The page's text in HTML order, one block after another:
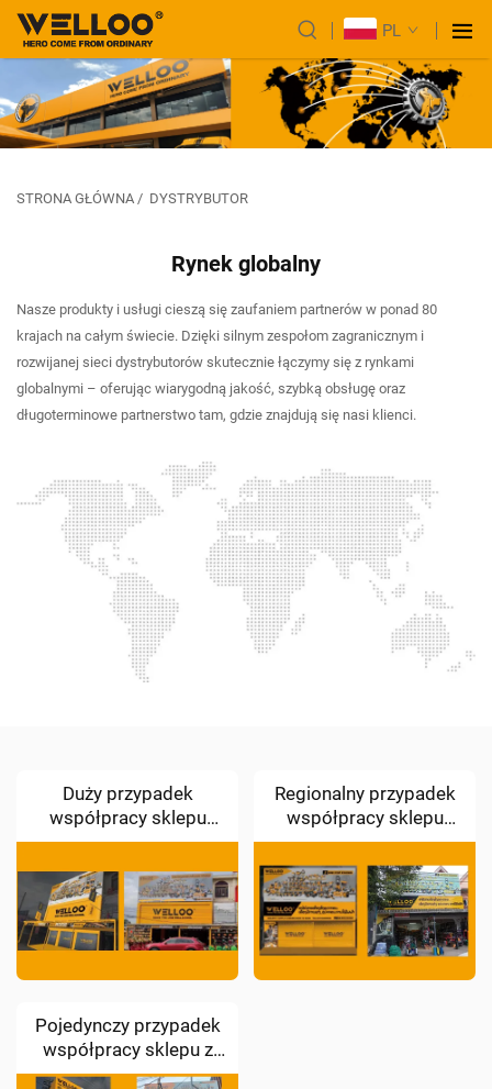
PL
STRONA GŁÓWNA / DYSTRYBUTOR
Rynek globalny
Nasze produkty i usługi cieszą się zaufaniem partnerów w ponad 80
krajach na całym świecie. Dzięki silnym zespołom zagranicznym i
rozwijanej sieci dystrybutorów skutecznie łączymy się z rynkami
globalnymi – oferując wiarygodną jakość, szybką obsługę oraz
długoterminowe partnerstwo tam, gdzie znajdują się nasi klienci.
Duży przypadek
współpracy sklepu
flagowego
Regionalny przypadek
współpracy sklepu
reprezentacyjnego
Pojedynczy przypadek
współpracy sklepu z
ekspozycją